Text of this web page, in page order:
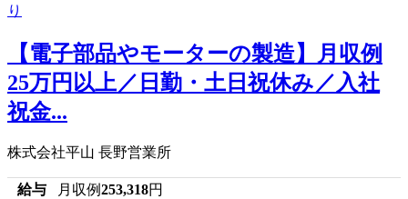
【電子部品やモーターの製造】月収例
25万円以上／日勤・土日祝休み／入社
祝金...
株式会社平山 長野営業所
給与 月収例253,318円